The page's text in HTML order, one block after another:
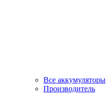
Все аккумуляторы
Производитель